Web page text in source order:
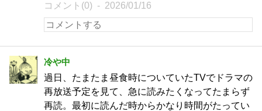
コメント(0) 2026/01/16
冷や中
過日、たまたま昼食時についていたTVでドラマの
再放送予定を見て、急に読みたくなってたまらず
再読。最初に読んだ時からかなり時間がたってい